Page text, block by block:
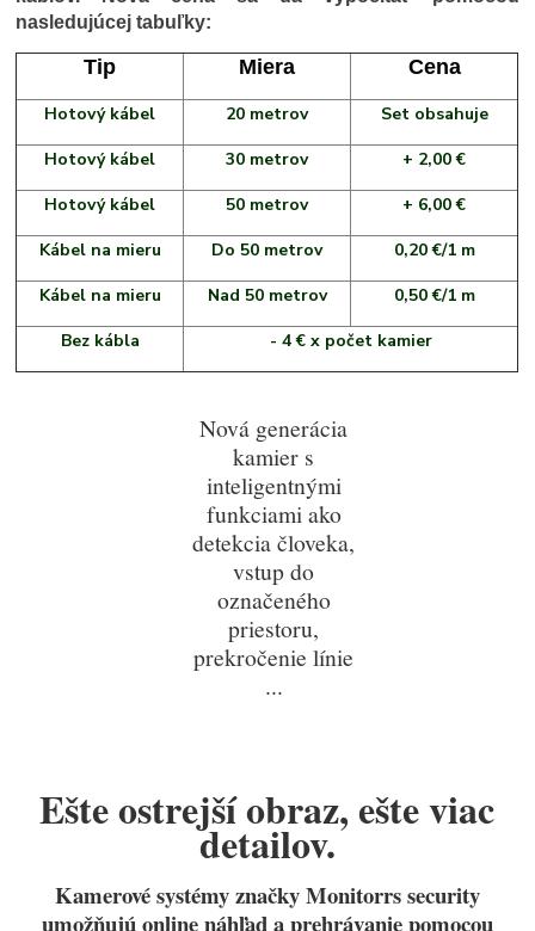
nasledujúcej tabuľky:
Tip Miera Cena
Hotový kábel 20 metrov
Set obsahuje
Hotový kábel
30 metrov
+ 2,00 €
Hotový kábel
50 metrov
+ 6,00 €
Kábel na mieru
Do 50 metrov
0,20 €/1 m
Kábel na mieru
Nad 50 metrov
0,50 €/1 m
Bez kábla
- 4 € x počet kamier
Nová generácia
kamier s
inteligentnými
funkciami ako
detekcia človeka,
vstup do
označeného
priestoru,
prekročenie línie
...
Ešte ostrejší obraz, ešte viac
detailov.
Kamerové systémy značky Monitorrs security
umožňujú online náhľad a prehrávanie pomocou